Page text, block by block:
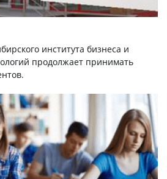
института бизнеса и
продолжает принимать